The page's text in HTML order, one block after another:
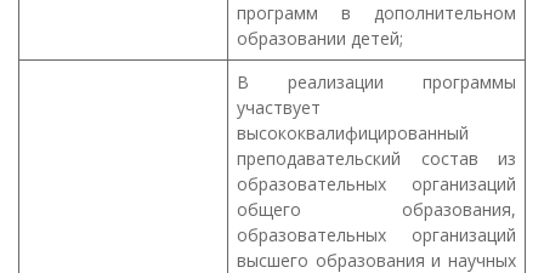
программ в дополнительном
образовании детей;
В реализации программы
участвует
высококвалифицированный
преподавательский состав из
образовательных организаций
общего образования,
образовательных организаций
высшего образования и научных